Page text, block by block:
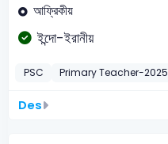
আফ্রিকীয়
ইন্দো-ইরানীয়
PSC Primary Teacher-2025
Des